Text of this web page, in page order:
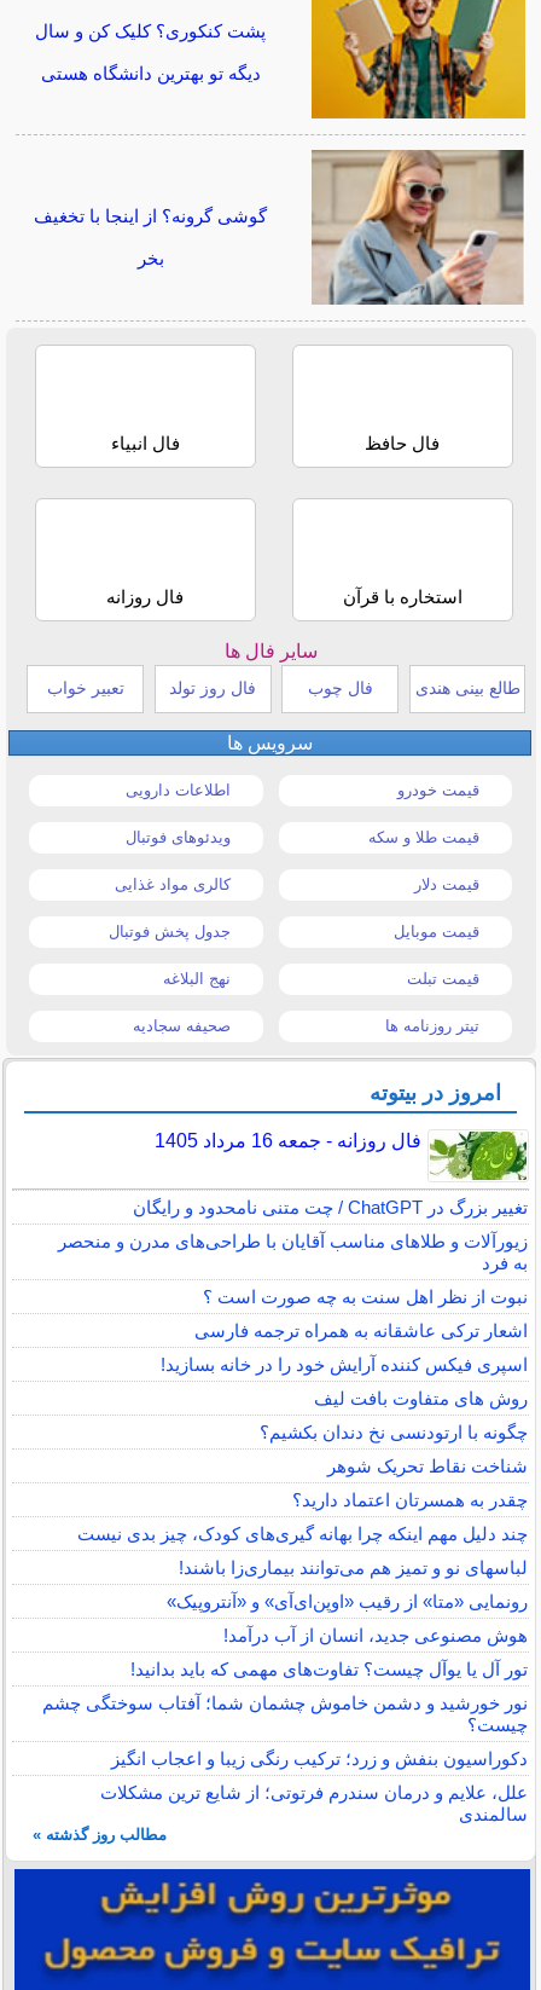
پشت کنکوری؟ کلیک کن و سال
دیگه تو بهترین دانشگاه هستی
گوشی گرونه؟ از اینجا با تخغیف
بخر
فال حافظ فال انبیاء
استخاره با قرآن فال روزانه
سایر فال ها
طالع بینی هندی فال چوب فال روز تولد تعبیر خواب
سرویس ها
قیمت خودرو اطلاعات دارویی
قیمت طلا و سکه ویدئوهای فوتبال
قیمت دلار کالری مواد غذایی
قیمت موبایل جدول پخش فوتبال
قیمت تبلت نهج البلاغه
تیتر روزنامه ها صحیفه سجادیه
امروز در بیتوته
فال روزانه - جمعه 16 مرداد 1405
تغییر بزرگ در ChatGPT / چت متنی نامحدود و رایگان
زیورآلات و طلاهای مناسب آقایان با طراحی‌های مدرن و منحصر
به فرد
نبوت از نظر اهل سنت به چه صورت است ؟
اشعار ترکی عاشقانه به همراه ترجمه فارسی
اسپری فیکس کننده آرایش خود را در خانه بسازید!
روش های متفاوت بافت لیف
چگونه با ارتودنسی نخ دندان بکشیم؟
شناخت نقاط تحریک شوهر
چقدر به همسرتان اعتماد دارید؟
چند دلیل مهم اینکه چرا بهانه گیری‌های کودک، چیز بدی نیست
لباس‎های نو و تمیز هم می‌توانند بیماری‌زا باشند!
رونمایی «متا» از رقیب «اوپن‌ای‌آی» و «آنتروپیک»
هوش مصنوعی جدید، انسان از آب درآمد!
تور آل یا یوآل چیست؟ تفاوت‌های مهمی که باید بدانید!
نور خورشید و دشمن خاموش چشمان شما؛ آفتاب سوختگی چشم
چیست؟
دکوراسیون بنفش و زرد؛ ترکیب رنگی زیبا و اعجاب انگیز
علل، علایم و درمان سندرم فرتوتی؛ از شایع ترین مشکلات
سالمندی
مطالب روز گذشته »